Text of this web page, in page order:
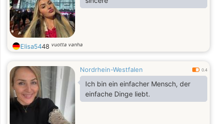
Elisa5448 vuotta vanha
Nordrhein-Westfalen 0.4
Ich bin ein einfacher Mensch, der
einfache Dinge liebt.